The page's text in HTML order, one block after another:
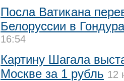
Посла Ватикана
Белоруссии в
16:54
Картину Шагала
Москве за 1 рубль 12